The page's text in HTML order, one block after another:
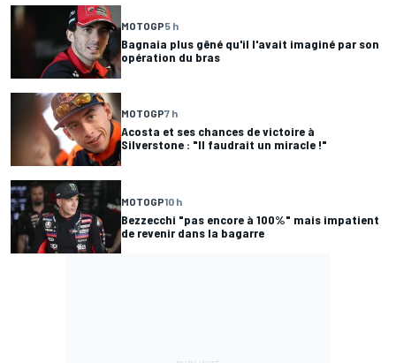
MOTOGP5 h
Bagnaia plus gêné qu'il l'avait imaginé par son
opération du bras
MOTOGP7 h
Acosta et ses chances de victoire à
Silverstone : "Il faudrait un miracle !"
MOTOGP10 h
Bezzecchi "pas encore à 100%" mais impatient
de revenir dans la bagarre